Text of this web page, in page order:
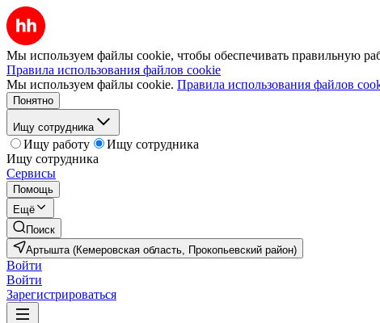
Мы используем файлы cookie, чтобы обеспечивать правильную
Правила использования файлов cookie
Мы используем файлы cookie. Правила использования файлов
Понятно
Ищу сотрудника
Ищу работу
Ищу сотрудника
Ищу сотрудника
Сервисы
Помощь
Ещё
Поиск
Артышта (Кемеровская область, Прокопьевский район)
Войти
Войти
Зарегистрироваться